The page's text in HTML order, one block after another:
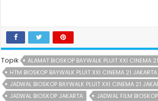
Topik
ALAMAT BIOSKOP BAYWALK PLUIT XXI CINEMA
HTM BIOSKOP BAYWALK PLUIT XXI CINEMA 21
JADWAL BIOSKOP BAYWALK PLUIT XXI CINEMA 21
JADWAL BIOSKOP JAKARTA
JADWAL FILM